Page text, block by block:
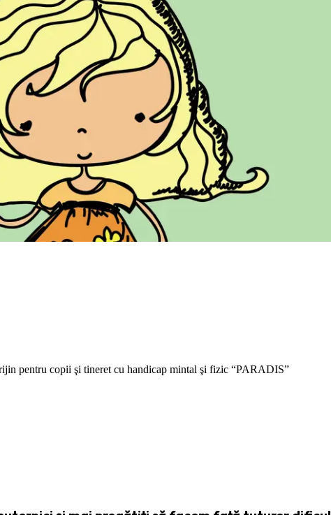
pentru copii şi tineret cu handicap mintal şi fizic “PARADIS”